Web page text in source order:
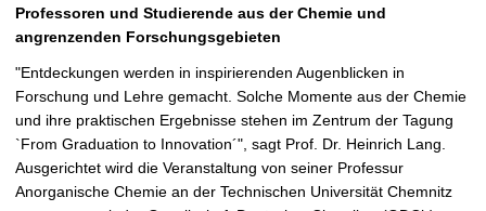
Professoren und Studierende aus der Chemie und
angrenzenden Forschungsgebieten
"Entdeckungen werden in inspirierenden Augenblicken in
Forschung und Lehre gemacht. Solche Momente aus der Chemie
und ihre praktischen Ergebnisse stehen im Zentrum der Tagung
`From Graduation to Innovation´", sagt Prof. Dr. Heinrich Lang.
Ausgerichtet wird die Veranstaltung von seiner Professur
Anorganische Chemie an der Technischen Universität Chemnitz